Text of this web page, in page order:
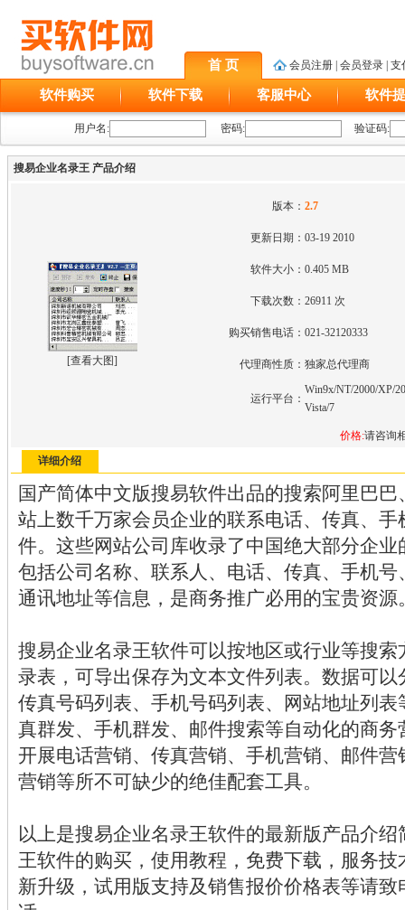
首 页 会员注册 会员登录 支
软件购买 软件下载 客服中心 软件
用户名: 密码: 验证码:
搜易企业名录王 产品介绍
[查看大图]
版本：2.7
更新日期：03-19 2010
软件大小：0.405 MB
下载次数：26911 次
购买销售电话：021-32120333
代理商性质：独家总代理商
运行平台：
Win9x/NT/2000/XP/
Vista/7
价格:请咨
详细介绍
国产简体中文版搜易软件出品的搜索阿里巴
站上数千万家会员企业的联系电话、传真、
件。这些网站公司库收录了中国绝大部分企
包括公司名称、联系人、电话、传真、手机
通讯地址等信息，是商务推广必用的宝贵资源
搜易企业名录王软件可以按地区或行业等搜
录表，可导出保存为文本文件列表。数据可
传真号码列表、手机号码列表、网站地址列
真群发、手机群发、邮件搜索等自动化的商
开展电话营销、传真营销、手机营销、邮件
营销等所不可缺少的绝佳配套工具。
以上是搜易企业名录王软件的最新版产品介
王软件的购买，使用教程，免费下载，服务
新升级，试用版支持及销售报价价格表等请